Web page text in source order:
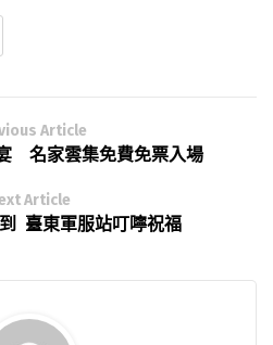
Article
名家雲集免費免票入場
Article
臺東軍服站叮嚀祝福